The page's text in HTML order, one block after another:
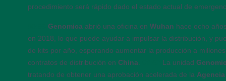
procedimiento será rápido dado el estado actual de
Genomica abrió una oficina en Wuhan hace ocho
en 2018, lo que puede ayudar a impulsar la distribución, y
de kits por año, esperando aumentar la producción a
contratos de distribución en China. La unidad
tratando de obtener una aprobación acelerada de la